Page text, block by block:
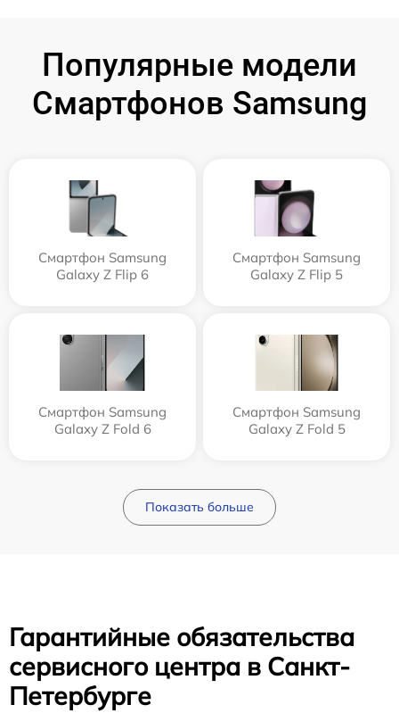
Популярные модели
Смартфонов Samsung
Смартфон Samsung
Galaxy Z Flip 6
Смартфон Samsung
Galaxy Z Flip 5
Смартфон Samsung
Galaxy Z Fold 6
Смартфон Samsung
Galaxy Z Fold 5
Показать больше
Гарантийные обязательства
сервисного центра в Санкт-
Петербурге